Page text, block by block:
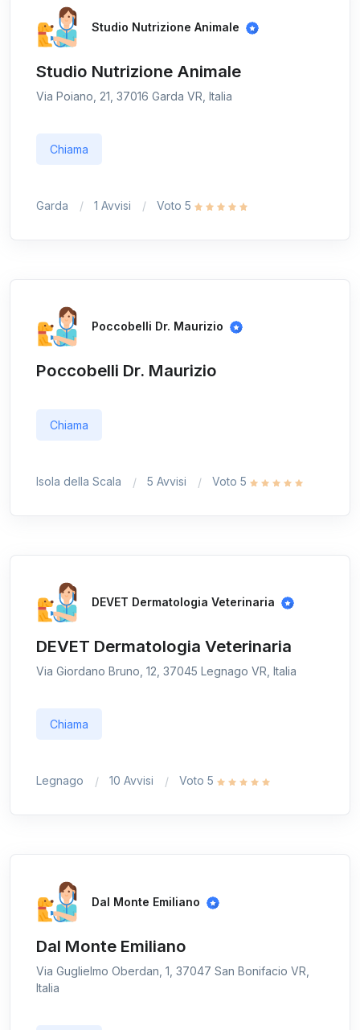
Studio Nutrizione Animale
Studio Nutrizione Animale
Via Poiano, 21, 37016 Garda VR, Italia
Chiama
Garda 1 Avvisi Voto 5
Poccobelli Dr. Maurizio
Poccobelli Dr. Maurizio
Chiama
Isola della Scala 5 Avvisi Voto 5
DEVET Dermatologia Veterinaria
DEVET Dermatologia Veterinaria
Via Giordano Bruno, 12, 37045 Legnago VR, Italia
Chiama
Legnago 10 Avvisi Voto 5
Dal Monte Emiliano
Dal Monte Emiliano
Via Guglielmo Oberdan, 1, 37047 San Bonifacio VR,
Italia